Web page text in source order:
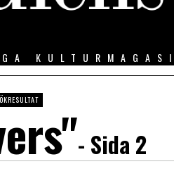
- Sida 2